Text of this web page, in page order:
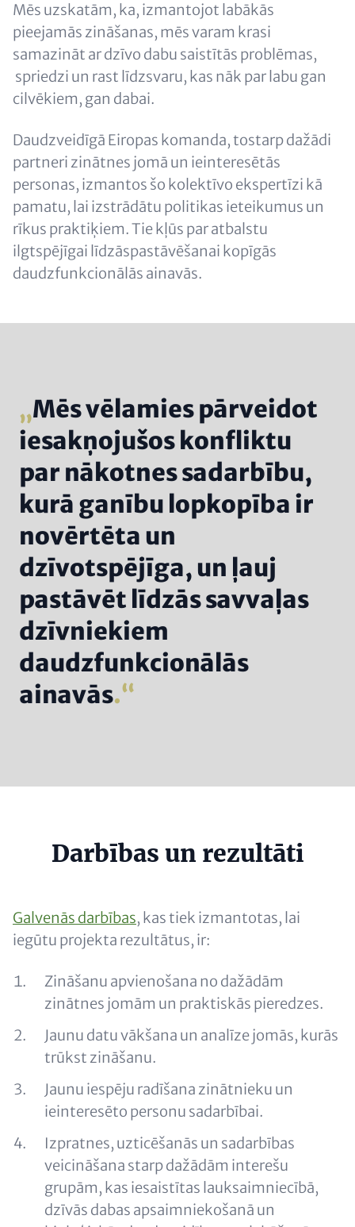
Mēs uzskatām, ka, izmantojot labākās
pieejamās zināšanas, mēs varam krasi
samazināt ar dzīvo dabu saistītās problēmas,
spriedzi un rast līdzsvaru, kas nāk par labu gan
cilvēkiem, gan dabai.
Daudzveidīgā Eiropas komanda, tostarp dažādi
partneri zinātnes jomā un ieinteresētās
personas, izmantos šo kolektīvo ekspertīzi kā
pamatu, lai izstrādātu politikas ieteikumus un
rīkus praktiķiem. Tie kļūs par atbalstu
ilgtspējīgai līdzāspastāvēšanai kopīgās
daudzfunkcionālās ainavās.
Mēs vēlamies pārveidot
iesakņojušos konfliktu
par nākotnes sadarbību,
kurā ganību lopkopība ir
novērtēta un
dzīvotspējīga, un ļauj
pastāvēt līdzās savvaļas
dzīvniekiem
daudzfunkcionālās
ainavās.
Headline
Darbības un rezultāti
Content
Galvenās darbības, kas tiek izmantotas, lai
iegūtu projekta rezultātus, ir:
Zināšanu apvienošana no dažādām
zinātnes jomām un praktiskās pieredzes.
Jaunu datu vākšana un analīze jomās, kurās
trūkst zināšanu.
Jaunu iespēju radīšana zinātnieku un
ieinteresēto personu sadarbībai.
Izpratnes, uzticēšanās un sadarbības
veicināšana starp dažādām interešu
grupām, kas iesaistītas lauksaimniecībā,
dzīvās dabas apsaimniekošanā un